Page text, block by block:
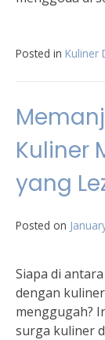
Posted in Kuliner
Kuliner
yang
Posted on
Siapa di
dengan
menggugah?
surga kuliner